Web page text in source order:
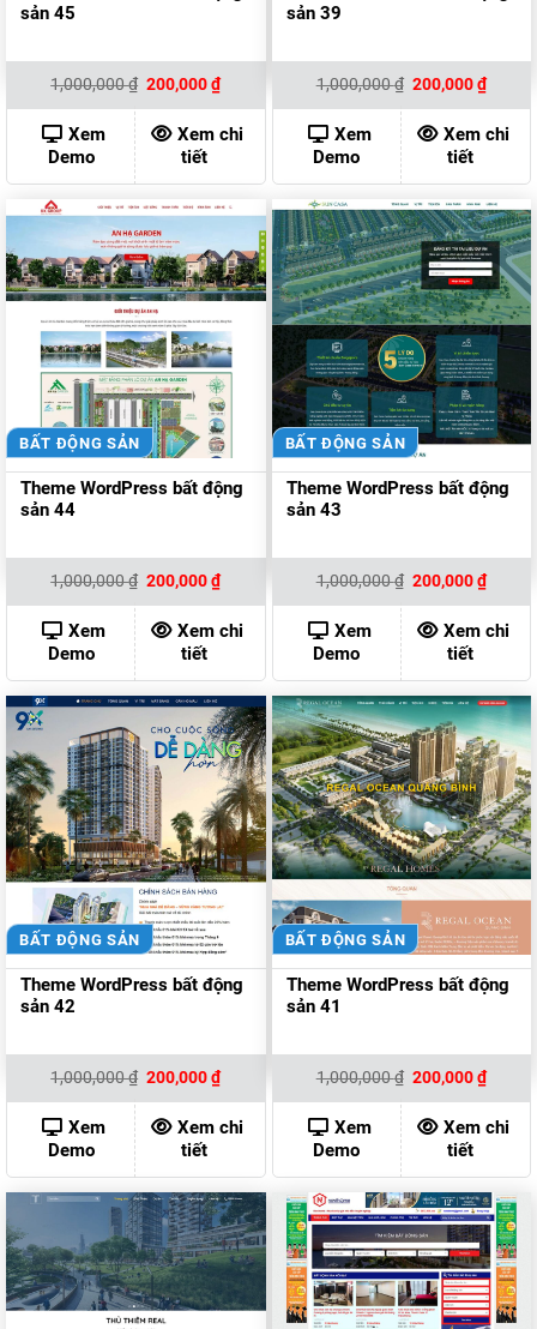
sản 45
1,000,000₫ Giá
là:
1,000,000 ₫.
200,000₫Giá
hiện
tại
là:
200,000 ₫.
Xem
Demo
Xem chi
tiết
sản 39
1,000,000₫ Giá
là:
1,000,000 ₫.
200,000₫Giá
hiện
tại
là:
Xem
Demo
Xem chi
tiết
BẤT ĐỘNG SẢN
Theme WordPress bất động
sản 44
1,000,000₫ Giá
là:
1,000,000 ₫.
200,000₫Giá
hiện
tại
là:
200,000 ₫.
Xem
Demo
Xem chi
tiết
BẤT ĐỘNG SẢN
Theme WordPress bất động
sản 43
1,000,000₫ Giá
là:
1,000,000 ₫.
200,000₫Giá
hiện
tại
là:
Xem
Demo
Xem chi
tiết
BẤT ĐỘNG SẢN
Theme WordPress bất động
sản 42
1,000,000₫ Giá
là:
1,000,000 ₫.
200,000₫Giá
hiện
tại
là:
200,000 ₫.
Xem
Demo
Xem chi
tiết
BẤT ĐỘNG SẢN
Theme WordPress bất động
sản 41
1,000,000₫ Giá
là:
1,000,000 ₫.
200,000₫Giá
hiện
tại
là:
Xem
Demo
Xem chi
tiết